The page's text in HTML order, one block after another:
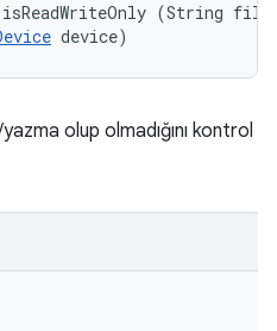
(String
device)
olup olmadığını kontrol